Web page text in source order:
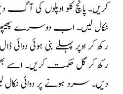
کریں۔ پانچ کلو اوپلوں کی
نکال لیں۔ اب دوسرے
رکھ کر اوپر پہلے بنی ہوئی دوائی
رکھ کر گل حکمت کریں۔ اسے
دیں۔ سرد ہونے پر دوائی